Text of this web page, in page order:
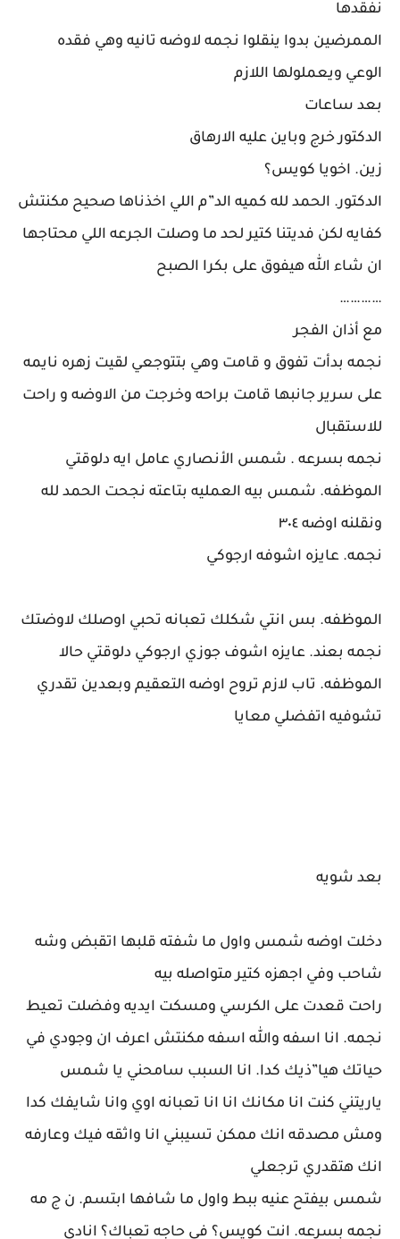
نفقدها
الممرضين بدوا ينقلوا نجمه لاوضه تانيه وهي فقده
الوعي ويعملولها اللازم
بعد ساعات
الدكتور خرج وباين عليه الارهاق
زين. اخويا كويس؟
الدكتور. الحمد لله كميه الد”م اللي اخذناها صحيح مكنتش
كفايه لكن فديتنا كتير لحد ما وصلت الجرعه اللي محتاجها
ان شاء الله هيفوق على بكرا الصبح
…………
مع أذان الفجر
نجمه بدأت تفوق و قامت وهي بتتوجعي لقيت زهره نايمه
على سرير جانبها قامت براحه وخرجت من الاوضه و راحت
للاستقبال
نجمه بسرعه . شمس الأنصاري عامل ايه دلوقتي
الموظفه. شمس بيه العمليه بتاعته نجحت الحمد لله
ونقلنه اوضه ٣٠٤
نجمه. عايزه اشوفه ارجوكي
الموظفه. بس انتي شكلك تعبانه تحبي اوصلك لاوضتك
نجمه بعند. عايزه اشوف جوزي ارجوكي دلوقتي حالا
الموظفه. تاب لازم تروح اوضه التعقيم وبعدين تقدري
تشوفيه اتفضلي معايا
بعد شويه
دخلت اوضه شمس واول ما شفته قلبها اتقبض وشه
شاحب وفي اجهزه كتير متواصله بيه
راحت قعدت على الكرسي ومسكت ايديه وفضلت تعيط
نجمه. انا اسفه والله اسفه مكنتش اعرف ان وجودي في
حياتك هيا”ذيك كدا. انا السبب سامحني يا شمس
ياريتني كنت انا مكانك انا انا تعبانه اوي وانا شايفك كدا
ومش مصدقه انك ممكن تسيبني انا واثقه فيك وعارفه
انك هتقدري ترجعلي
شمس بيفتح عنيه ببط واول ما شافها ابتسم. ن ج مه
نجمه بسرعه. انت كويس؟ في حاجه تعباك؟ انادي